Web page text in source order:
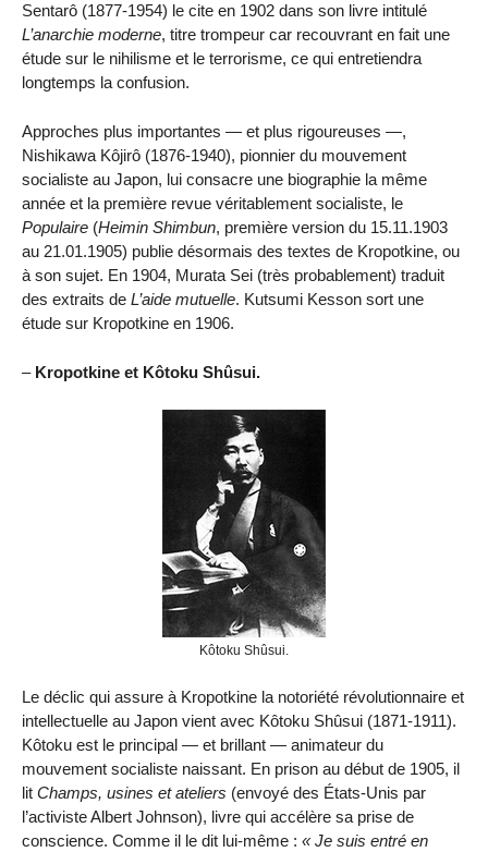
Sentarô (1877-1954) le cite en 1902 dans son livre intitulé
L’anarchie moderne, titre trompeur car recouvrant en fait une
étude sur le nihilisme et le terrorisme, ce qui entretiendra
longtemps la confusion.
Approches plus importantes — et plus rigoureuses —,
Nishikawa Kôjirô (1876-1940), pionnier du mouvement
socialiste au Japon, lui consacre une biographie la même
année et la première revue véritablement socialiste, le
Populaire (Heimin Shimbun, première version du 15.11.1903
au 21.01.1905) publie désormais des textes de Kropotkine, ou
à son sujet. En 1904, Murata Sei (très probablement) traduit
des extraits de L’aide mutuelle. Kutsumi Kesson sort une
étude sur Kropotkine en 1906.
– Kropotkine et Kôtoku Shûsui.
Kôtoku Shûsui.
Le déclic qui assure à Kropotkine la notoriété révolutionnaire et
intellectuelle au Japon vient avec Kôtoku Shûsui (1871-1911).
Kôtoku est le principal — et brillant — animateur du
mouvement socialiste naissant. En prison au début de 1905, il
lit Champs, usines et ateliers (envoyé des États-Unis par
l’activiste Albert Johnson), livre qui accélère sa prise de
conscience. Comme il le dit lui-même :
Je suis entré en